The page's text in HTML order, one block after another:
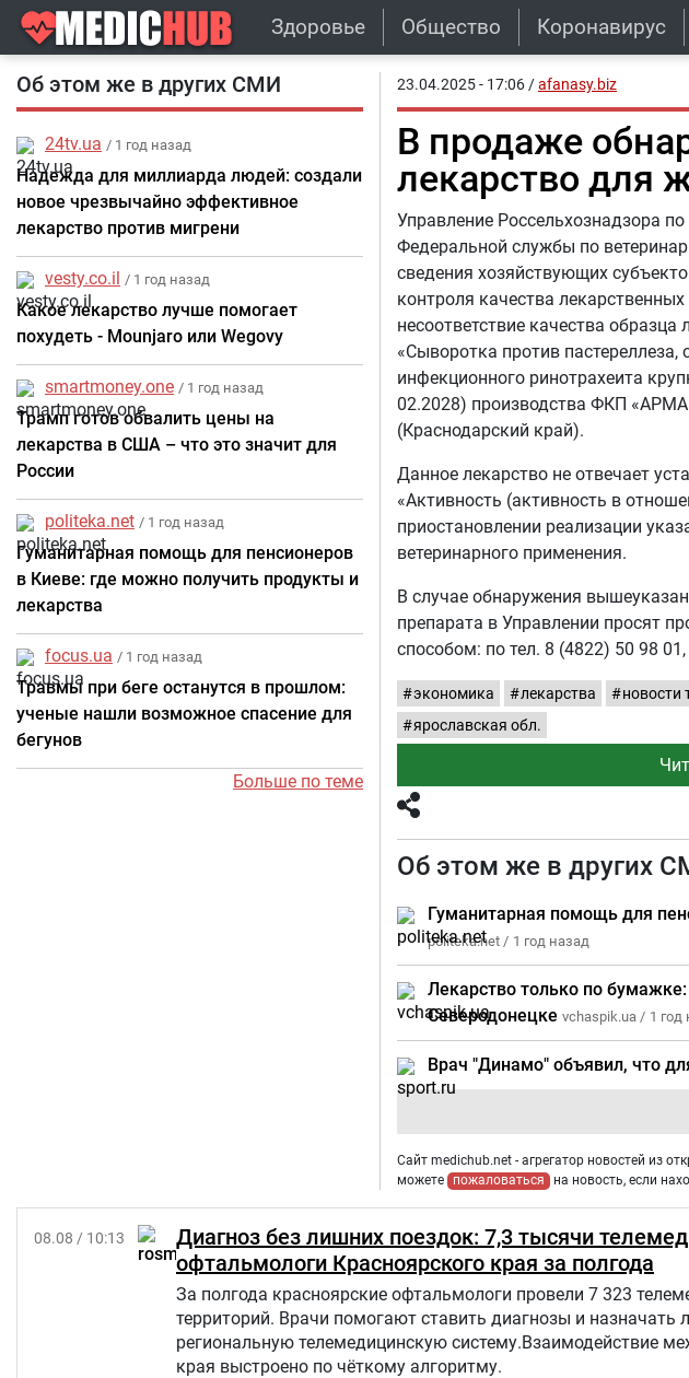
Здоровье Общество Коронавирус
Об этом же в других СМИ
24tv.ua / 1 год назад
Надежда для миллиарда людей: создали
новое чрезвычайно эффективное
лекарство против мигрени
vesty.co.il / 1 год назад
Какое лекарство лучше помогает
похудеть - Mounjaro или Wegovy
smartmoney.one / 1 год назад
Трамп готов обвалить цены на
лекарства в США – что это значит для
России
politeka.net / 1 год назад
Гуманитарная помощь для пенсионеров
в Киеве: где можно получить продукты и
лекарства
focus.ua / 1 год назад
Травмы при беге останутся в прошлом:
ученые нашли возможное спасение для
бегунов
Больше по теме
23.04.2025 - 17:06 /afanasy.biz
В продаже
лекарство для
Управление Россельхознадзора
Федеральной службы по
сведения хозяйствующих
контроля качества
несоответствие качества образца
«Сыворотка против
инфекционного ринотрахеита
02.2028) производства ФКП
(Краснодарский край).
Данное лекарство не отвечает
«Активность (активность в
приостановлении реализации
ветеринарного применения.
В случае обнаружения
препарата в Управлении просят
способом: по тел. 8 (4822) 50 98
экономика лекарства новости
ярославская обл.
Об этом же в других
Гуманитарная помощь для
politeka.net / 1 год назад
Лекарство только по
Северодонецке vchaspik.ua / 1 год
Врач "Динамо" объявил, что
Сайт medichub.net - агрегатор новостей из
можете
пожаловаться на новость, если
08.08 / 10:13
Диагноз без лишних поездок: 7,3 тысячи
офтальмологи Красноярского края за полгода
За полгода красноярские офтальмологи провели 7 323
территорий. Врачи помогают ставить диагнозы и назначать
региональную телемедицинскую систему.Взаимодействие
края выстроено по чёткому алгоритму.